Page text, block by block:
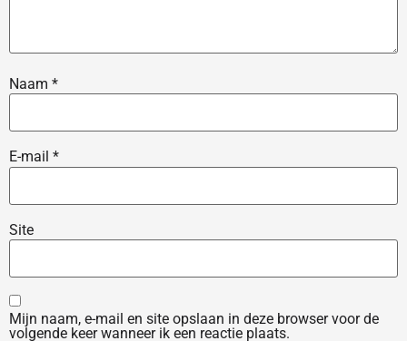
Naam *
E-mail *
Site
Mijn naam, e-mail en site opslaan in deze browser voor de
volgende keer wanneer ik een reactie plaats.